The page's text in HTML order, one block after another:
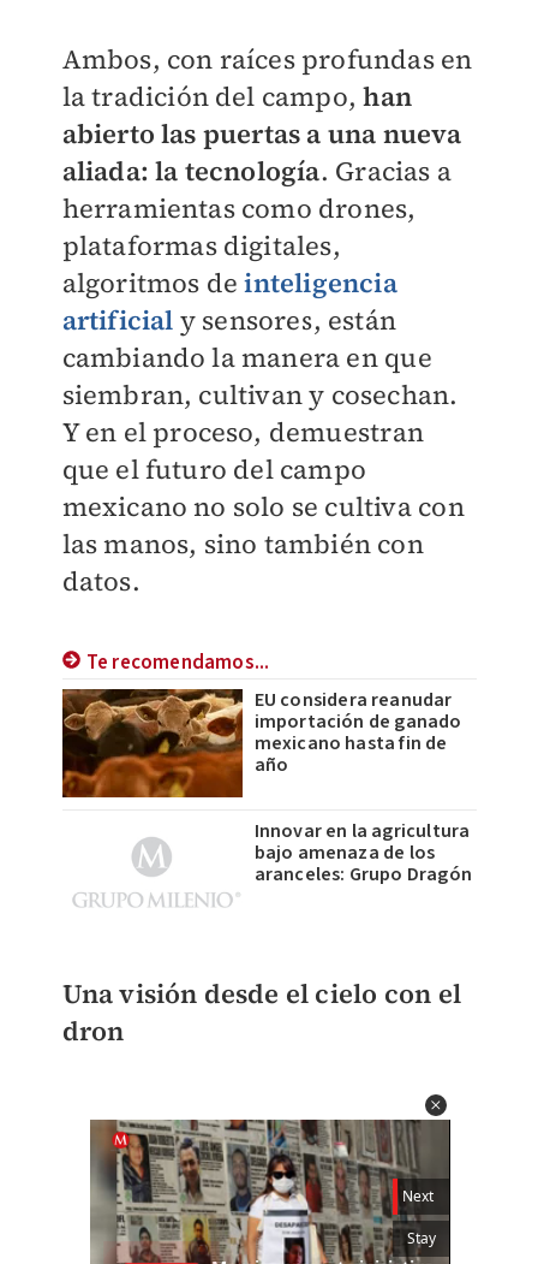
Ambos, con raíces profundas en
la tradición del campo,han
abierto las puertas a una nueva
aliada: la tecnología. Gracias a
herramientas como drones,
plataformas digitales,
algoritmos deinteligencia
artificial y sensores, están
cambiando la manera en que
siembran, cultivan y cosechan.
Y en el proceso, demuestran
que el futuro del campo
mexicano no solo se cultiva con
las manos, sino también con
datos.
Te recomendamos...
EU considera reanudar
importación de ganado
mexicano hasta fin de
año
Innovar en la agricultura
bajo amenaza de los
aranceles: Grupo Dragón
Una visión desde el cielo con el
dron